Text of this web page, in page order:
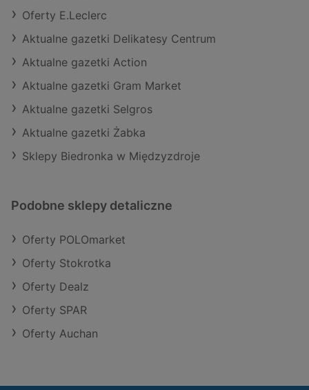
Oferty E.Leclerc
Aktualne gazetki Delikatesy Centrum
Aktualne gazetki Action
Aktualne gazetki Gram Market
Aktualne gazetki Selgros
Aktualne gazetki Żabka
Sklepy Biedronka w Międzyzdroje
Podobne sklepy detaliczne
Oferty POLOmarket
Oferty Stokrotka
Oferty Dealz
Oferty SPAR
Oferty Auchan